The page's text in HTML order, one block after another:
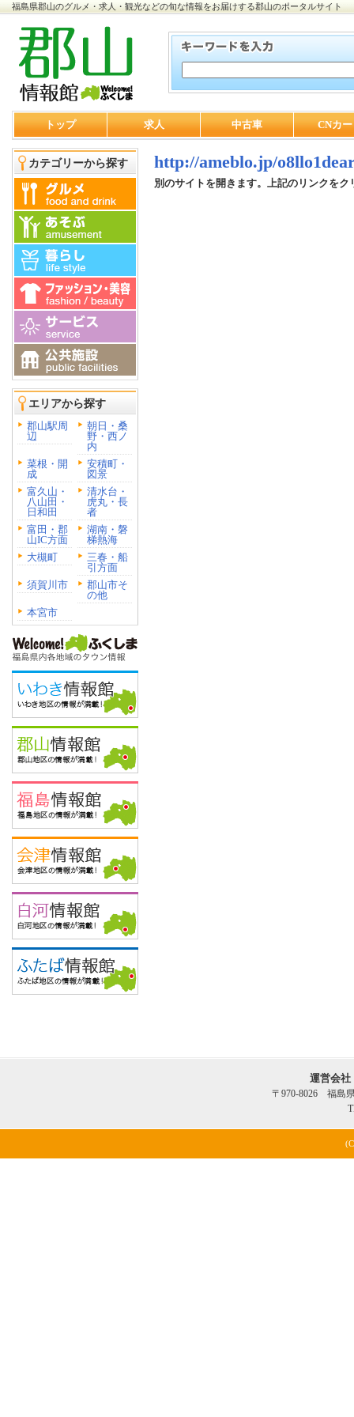
福島県郡山のグルメ・求人・観光などの旬な情報をお届けする郡山のポータルサイト
トップ 求人 中古車 CNカ
カテゴリーから探す
エリアから探す
郡山駅周
辺
朝日・桑
野・西ノ
内
菜根・開
成
安積町・
図景
富久山・
八山田・
日和田
清水台・
虎丸・長
者
富田・郡
山IC方面
湖南・磐
梯熱海
大槻町
三春・船
引方面
須賀川市
郡山市そ
の他
本宮市
http://ameblo.jp/
別のサイトを開きます。上記のリンクをク
運営会
〒970-8026 福島